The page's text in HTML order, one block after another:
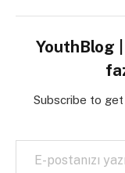
YouthBlog
Subscribe to
E-postanızı yazın…